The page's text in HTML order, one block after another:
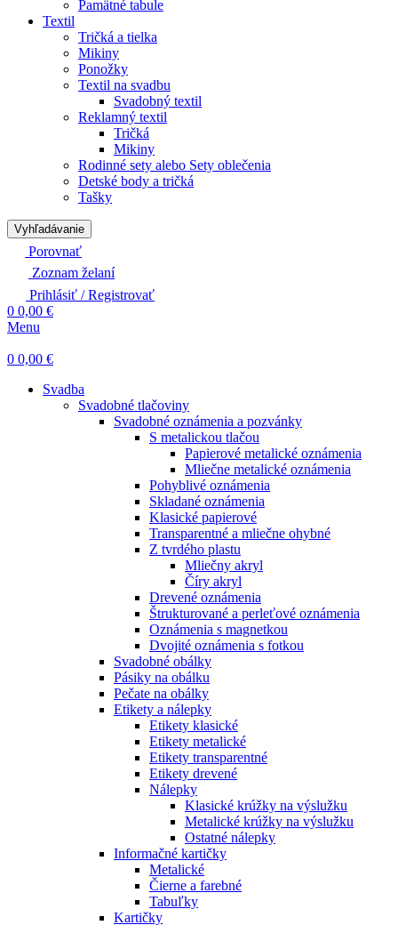
Pamätné tabule
Textil
Tričká a tielka
Mikiny
Ponožky
Textil na svadbu
Svadobný textil
Reklamný textil
Tričká
Mikiny
Rodinné sety alebo Sety oblečenia
Detské body a tričká
Tašky
Vyhľadávanie
Porovnať
Zoznam želaní
Prihlásiť / Registrovať
0 0,00 €
Menu
0 0,00 €
Svadba
Svadobné tlačoviny
Svadobné oznámenia a pozvánky
S metalickou tlačou
Papierové metalické oznámenia
Mliečne metalické oznámenia
Pohyblivé oznámenia
Skladané oznámenia
Klasické papierové
Transparentné a mliečne ohybné
Z tvrdého plastu
Mliečny akryl
Číry akryl
Drevené oznámenia
Štrukturované a perleťové oznámenia
Oznámenia s magnetkou
Dvojité oznámenia s fotkou
Svadobné obálky
Pásiky na obálku
Pečate na obálky
Etikety a nálepky
Etikety klasické
Etikety metalické
Etikety transparentné
Etikety drevené
Nálepky
Klasické krúžky na výslužku
Metalické krúžky na výslužku
Ostatné nálepky
Informačné kartičky
Metalické
Čierne a farebné
Tabuľky
Kartičky